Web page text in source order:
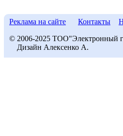
Реклама на сайте Контакты
© 2006-2025 ТОО"Электронный
Дизайн Алексенко А.